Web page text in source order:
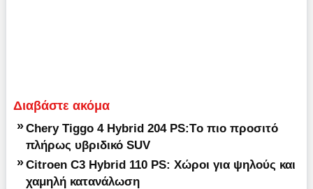
Διαβάστε ακόμα
» Chery Tiggo 4 Hybrid 204 PS:Tο πιο προσιτό
πλήρως υβριδικό SUV
» Citroen C3 Hybrid 110 PS: Χώροι για ψηλούς και
χαμηλή κατανάλωση